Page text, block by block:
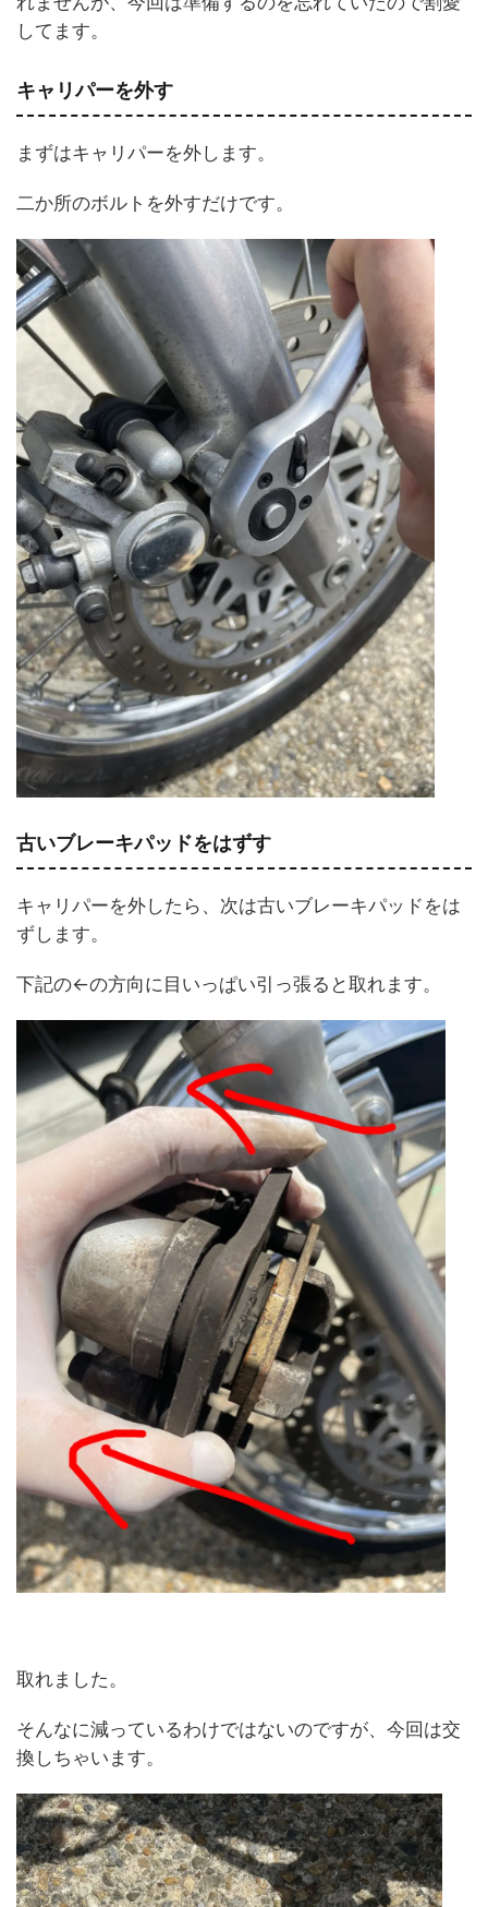
してます。
キャリパーを外す
まずはキャリパーを外します。
二か所のボルトを外すだけです。
古いブレーキパッドをはずす
キャリパーを外したら、次は古いブレーキパッドをは
ずします。
下記の←の方向に目いっぱい引っ張ると取れます。
取れました。
そんなに減っているわけではないのですが、今回は交
換しちゃいます。